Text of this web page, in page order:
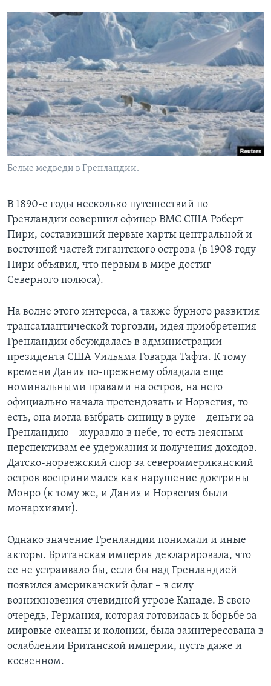
Белые медведи в Гренландии.
В 1890-е годы несколько путешествий по
Гренландии совершил офицер ВМС США Роберт
Пири, составивший первые карты центральной и
восточной частей гигантского острова (в 1908 году
Пири объявил, что первым в мире достиг
Северного полюса).
На волне этого интереса, а также бурного развития
трансатлантической торговли, идея приобретения
Гренландии обсуждалась в администрации
президента США Уильяма Говарда Тафта. К тому
времени Дания по-прежнему обладала еще
номинальными правами на остров, на него
официально начала претендовать и Норвегия, то
есть, она могла выбрать синицу в руке – деньги за
Гренландию – журавлю в небе, то есть неясным
перспективам ее удержания и получения доходов.
Датско-норвежский спор за североамериканский
остров воспринимался как нарушение доктрины
Монро (к тому же, и Дания и Норвегия были
монархиями).
Однако значение Гренландии понимали и иные
акторы. Британская империя декларировала, что
ее не устраивало бы, если бы над Гренландией
появился американский флаг – в силу
возникновения очевидной угрозе Канаде. В свою
очередь, Германия, которая готовилась к борьбе за
мировые океаны и колонии, была заинтересована в
ослаблении Британской империи, пусть даже и
косвенном.